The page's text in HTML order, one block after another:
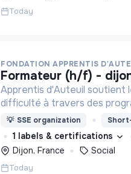
Today
FONDATION APPRENTIS
formateur (h/f) -
Apprentis d'Auteuil soutient
difficulté à travers des
d’accueil, d’éducation, de
d’insertion pour leur
des hommes et des femmes
💡 SSE organization
1 labels & certifications
Dijon, France
Social
Today